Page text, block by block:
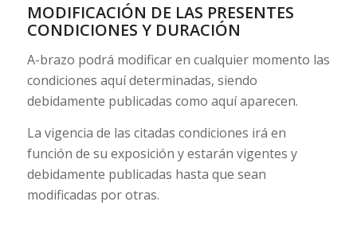
MODIFICACIÓN DE LAS PRESENTES
CONDICIONES Y DURACIÓN
A-brazo podrá modificar en cualquier momento las
condiciones aquí determinadas, siendo
debidamente publicadas como aquí aparecen.
La vigencia de las citadas condiciones irá en
función de su exposición y estarán vigentes y
debidamente publicadas hasta que sean
modificadas por otras.